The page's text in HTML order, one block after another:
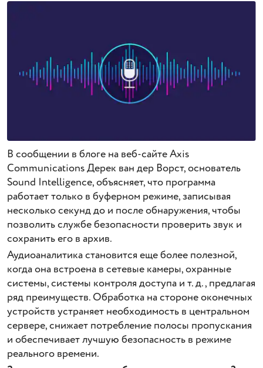
В сообщении в блоге на веб-сайте Axis
Communications Дерек ван дер Ворст, основатель
Sound Intelligence, объясняет, что программа
работает только в буферном режиме, записывая
несколько секунд до и после обнаружения, чтобы
позволить службе безопасности проверить звук и
сохранить его в архив.
Аудиоаналитика становится еще более полезной,
когда она встроена в сетевые камеры, охранные
системы, системы контроля доступа и т. д., предлагая
ряд преимуществ. Обработка на стороне оконечных
устройств устраняет необходимость в центральном
сервере, снижает потребление полосы пропускания
и обеспечивает лучшую безопасность в режиме
реального времени.